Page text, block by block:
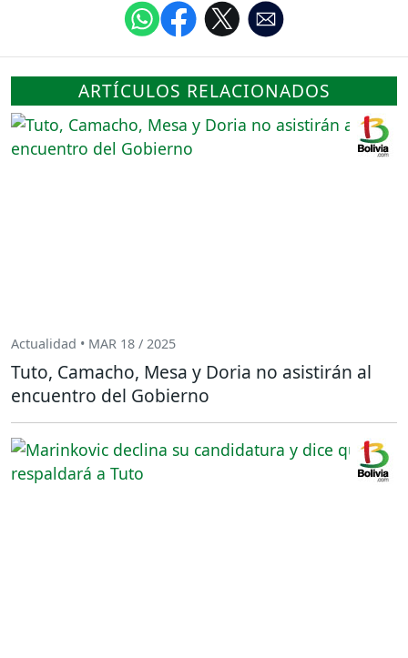
ARTÍCULOS RELACIONADOS
Actualidad • MAR 18 / 2025
Tuto, Camacho, Mesa y Doria no asistirán al
encuentro del Gobierno